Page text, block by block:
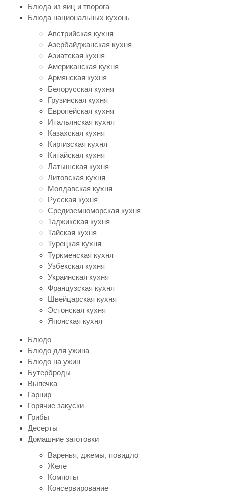
Блюда из яиц и творога
Блюда национальных кухонь
Австрийская кухня
Азербайджанская кухня
Азиатская кухня
Американская кухня
Армянская кухня
Белорусская кухня
Грузинская кухня
Европейская кухня
Итальянская кухня
Казахская кухня
Киргизская кухня
Китайская кухня
Латышская кухня
Литовская кухня
Молдавская кухня
Русская кухня
Средиземноморская кухня
Таджикская кухня
Тайская кухня
Турецкая кухня
Туркменская кухня
Узбекская кухня
Украинская кухня
Французская кухня
Швейцарская кухня
Эстонская кухня
Японская кухня
Блюдо
Блюдо для ужина
Блюдо на ужин
Бутерброды
Выпечка
Гарнир
Горячие закуски
Грибы
Десерты
Домашние заготовки
Варенья, джемы, повидло
Желе
Компоты
Консервирование